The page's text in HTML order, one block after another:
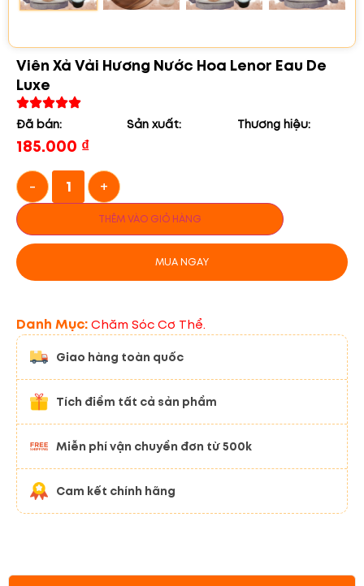
Viên Xả Vải Hương Nước Hoa Lenor Eau De
Luxe
Đã bán: Sản xuất: Thương hiệu:
185.000 ₫
- +
THÊM VÀO GIỎ HÀNG
MUA NGAY
Danh Mục:Chăm Sóc Cơ Thể.
Giao hàng toàn quốc
Tích điểm tất cả sản phẩm
Miễn phí vận chuyển đơn từ 500k
Cam kết chính hãng